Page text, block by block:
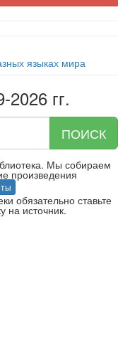
гг.
ПОИСК
Мы собираем
произведения
обязательно ставьте
на источник.